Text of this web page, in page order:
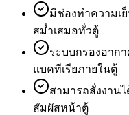
มีช่องทำความเ
สม่ำเสมอทั่วตู้
ระบบกรองอาก
แบคทีเรียภายในตู้
สามารถสั่งงาน
สัมผัสหน้าตู้